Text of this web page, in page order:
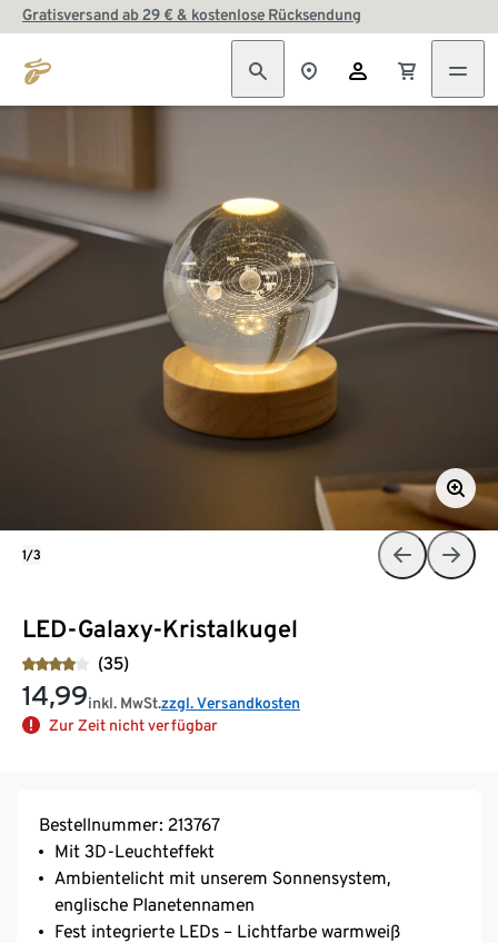
Gratisversand ab 29 € & kostenlose Rücksendung
LED-Galaxy-Kristalkugel
(35)
14,99inkl. MwSt.zzgl. Versandkosten
Zur Zeit nicht verfügbar
1/3
Bestellnummer: 213767
Mit 3D-Leuchteffekt
Ambientelicht mit unserem Sonnensystem,
englische Planetennamen
Fest integrierte LEDs – Lichtfarbe warmweiß